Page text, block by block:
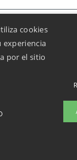
cookies
experiencia
por el sitio
quiero